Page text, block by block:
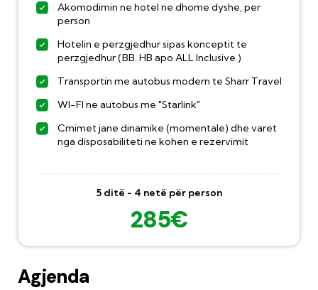
Akomodimin ne hotel ne dhome dyshe, per
person
Hotelin e perzgjedhur sipas konceptit te
perzgjedhur (BB. HB apo ALL Inclusive )
Transportin me autobus modern te Sharr Travel
WI-FI ne autobus me "Starlink"
Cmimet jane dinamike (momentale) dhe varet
nga disposabiliteti ne kohen e rezervimit
5 ditë - 4 netë për person
285€
Agjenda